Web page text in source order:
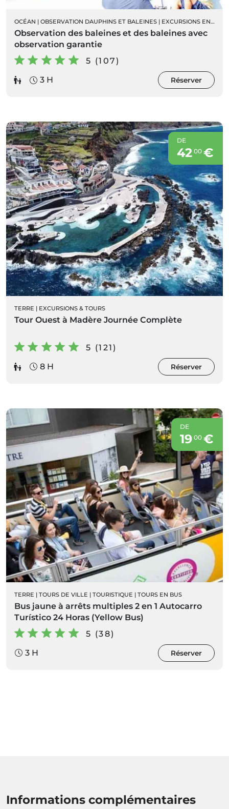
OCÉAN | OBSERVATION DAUPHINS ET BALEINES | EXCURSIONS EN BATEAU
Observation des baleines et des baleines avec
observation garantie
5 (107)
3 H
Réserver
DE
42 00€
TERRE | EXCURSIONS & TOURS
Tour Ouest à Madère Journée Complète
5 (121)
8 H
Réserver
DE
19 00€
TERRE | TOURS DE VILLE | TOURISTIQUE | TOURS EN BUS
Bus jaune à arrêts multiples 2 en 1 Autocarro
Turístico 24 Horas (Yellow Bus)
5 (38)
3 H
Réserver
Informations complémentaires